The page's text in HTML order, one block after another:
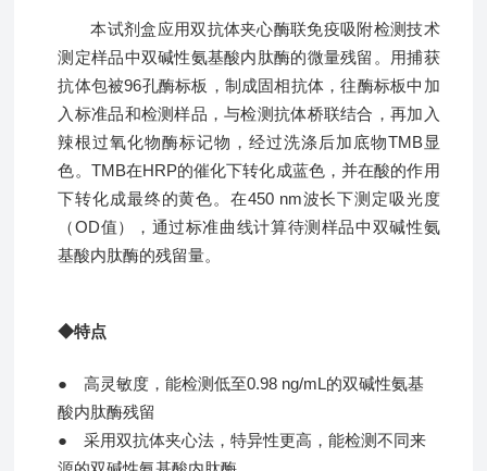
本试剂盒应用双抗体夹心酶联免疫吸附检测技术
测定样品中双碱性氨基酸内肽酶的微量残留。用捕获
抗体包被96孔酶标板，制成固相抗体，往酶标板中加
入标准品和检测样品，与检测抗体桥联结合，再加入
辣根过氧化物酶标记物，经过洗涤后加底物TMB显
色。TMB在HRP的催化下转化成蓝色，并在酸的作用
下转化成最终的黄色。在450 nm波长下测定吸光度
（OD值），通过标准曲线计算待测样品中双碱性氨
基酸内肽酶的残留量。
◆特点
● 高灵敏度，能检测低至0.98 ng/mL的双碱性氨基
酸内肽酶残留
●采用双抗体夹心法，特异性更高，能检测不同来